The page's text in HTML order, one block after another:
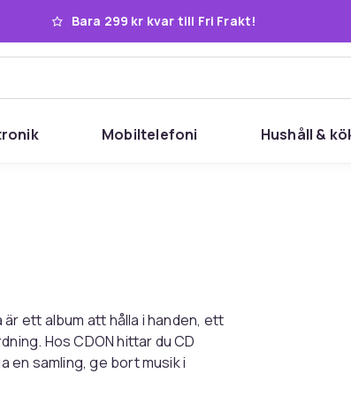
Bara 299 kr kvar till Fri Frakt!
Mobiltelefoni Hushåll &
ett album att hålla i handen, ett
Hos CDON hittar du CD
en samling, ge bort musik i